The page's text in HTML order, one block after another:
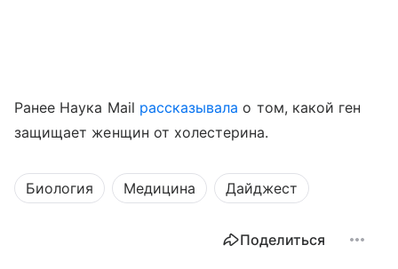
Ранее Наука Mail рассказывала о том, какой ген
защищает женщин от холестерина.
Биология Медицина Дайджест
Поделиться